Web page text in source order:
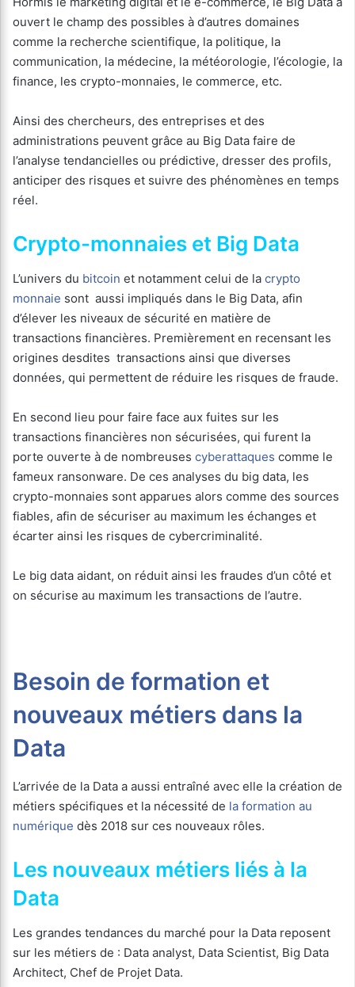
ouvert le champ des possibles à d’autres domaines
comme la recherche scientifique, la politique, la
communication, la médecine, la météorologie, l’écologie, la
finance, les crypto-monnaies, le commerce, etc.
Ainsi des chercheurs, des entreprises et des
administrations peuvent grâce au Big Data faire de
l’analyse tendancielles ou prédictive, dresser des profils,
anticiper des risques et suivre des phénomènes en temps
réel.
Crypto-monnaies et Big Data
L’univers du bitcoin et notamment celui de la crypto
monnaie sont aussi impliqués dans le Big Data, afin
d’élever les niveaux de sécurité en matière de
transactions financières. Premièrement en recensant les
origines desdites transactions ainsi que diverses
données, qui permettent de réduire les risques de fraude.
En second lieu pour faire face aux fuites sur les
transactions financières non sécurisées, qui furent la
porte ouverte à de nombreuses cyberattaques comme le
fameux ransonware. De ces analyses du big data, les
crypto-monnaies sont apparues alors comme des sources
fiables, afin de sécuriser au maximum les échanges et
écarter ainsi les risques de cybercriminalité.
Le big data aidant, on réduit ainsi les fraudes d’un côté et
on sécurise au maximum les transactions de l’autre.
Besoin de formation et
nouveaux métiers dans la
Data
L’arrivée de la Data a aussi entraîné avec elle la création de
métiers spécifiques et la nécessité de la formation au
numérique dès 2018 sur ces nouveaux rôles.
Les nouveaux métiers liés à la
Data
Les grandes tendances du marché pour la Data reposent
sur les métiers de : Data analyst, Data Scientist, Big Data
Architect, Chef de Projet Data.